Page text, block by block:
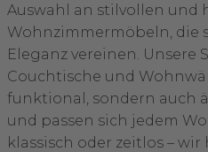
Auswahl an stilvollen und
Wohnzimmermöbeln, die
Eleganz vereinen. Unsere
Couchtische und
funktional, sondern auch
und passen sich jedem
klassisch oder zeitlos –